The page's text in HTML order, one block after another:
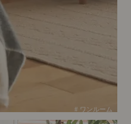
# ワンルーム